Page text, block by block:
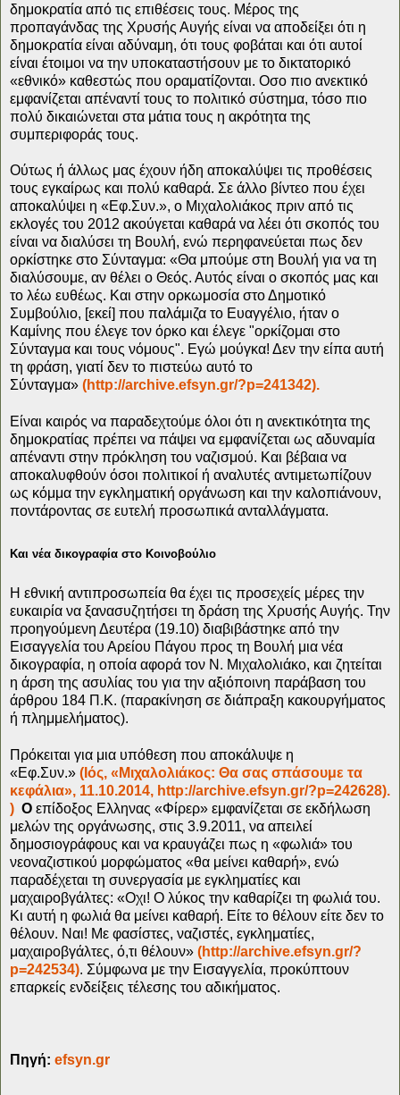
δημοκρατία από τις επιθέσεις τους. Μέρος της
προπαγάνδας της Χρυσής Αυγής είναι να αποδείξει ότι η
δημοκρατία είναι αδύναμη, ότι τους φοβάται και ότι αυτοί
είναι έτοιμοι να την υποκαταστήσουν με το δικτατορικό
«εθνικό» καθεστώς που οραματίζονται. Οσο πιο ανεκτικό
εμφανίζεται απέναντί τους το πολιτικό σύστημα, τόσο πιο
πολύ δικαιώνεται στα μάτια τους η ακρότητα της
συμπεριφοράς τους.
Ούτως ή άλλως μας έχουν ήδη αποκαλύψει τις προθέσεις
τους εγκαίρως και πολύ καθαρά. Σε άλλο βίντεο που έχει
αποκαλύψει η «Εφ.Συν.», ο Μιχαλολιάκος πριν από τις
εκλογές του 2012 ακούγεται καθαρά να λέει ότι σκοπός του
είναι να διαλύσει τη Βουλή, ενώ περηφανεύεται πως δεν
ορκίστηκε στο Σύνταγμα: «Θα μπούμε στη Βουλή για να τη
διαλύσουμε, αν θέλει ο Θεός. Αυτός είναι ο σκοπός μας και
το λέω ευθέως. Και στην ορκωμοσία στο Δημοτικό
Συμβούλιο, [εκεί] που παλάμιζα το Ευαγγέλιο, ήταν ο
Καμίνης που έλεγε τον όρκο και έλεγε "ορκίζομαι στο
Σύνταγμα και τους νόμους". Εγώ μούγκα! Δεν την είπα αυτή
τη φράση, γιατί δεν το πιστεύω αυτό το
Σύνταγμα» (http://archive.efsyn.gr/?p=241342).
Είναι καιρός να παραδεχτούμε όλοι ότι η ανεκτικότητα της
δημοκρατίας πρέπει να πάψει να εμφανίζεται ως αδυναμία
απέναντι στην πρόκληση του ναζισμού. Και βέβαια να
αποκαλυφθούν όσοι πολιτικοί ή αναλυτές αντιμετωπίζουν
ως κόμμα την εγκληματική οργάνωση και την καλοπιάνουν,
ποντάροντας σε ευτελή προσωπικά ανταλλάγματα.
Και νέα δικογραφία στο Κοινοβούλιο
Η εθνική αντιπροσωπεία θα έχει τις προσεχείς μέρες την
ευκαιρία να ξανασυζητήσει τη δράση της Χρυσής Αυγής. Την
προηγούμενη Δευτέρα (19.10) διαβιβάστηκε από την
Εισαγγελία του Αρείου Πάγου προς τη Βουλή μια νέα
δικογραφία, η οποία αφορά τον Ν. Μιχαλολιάκο, και ζητείται
η άρση της ασυλίας του για την αξιόποινη παράβαση του
άρθρου 184 Π.Κ. (παρακίνηση σε διάπραξη κακουργήματος
ή πλημμελήματος).
Πρόκειται για μια υπόθεση που αποκάλυψε η
«Εφ.Συν.» (Ιός, «Μιχαλολιάκος: Θα σας σπάσουμε τα
κεφάλια», 11.10.2014, http://archive.efsyn.gr/?p=242628).
) Ο επίδοξος Ελληνας «Φίρερ» εμφανίζεται σε εκδήλωση
μελών της οργάνωσης, στις 3.9.2011, να απειλεί
δημοσιογράφους και να κραυγάζει πως η «φωλιά» του
νεοναζιστικού μορφώματος «θα μείνει καθαρή», ενώ
παραδέχεται τη συνεργασία με εγκληματίες και
μαχαιροβγάλτες: «Οχι! Ο λύκος την καθαρίζει τη φωλιά του.
Κι αυτή η φωλιά θα μείνει καθαρή. Είτε το θέλουν είτε δεν το
θέλουν. Ναι! Με φασίστες, ναζιστές, εγκληματίες,
μαχαιροβγάλτες, ό,τι θέλουν» (http://archive.efsyn.gr/?
p=242534). Σύμφωνα με την Εισαγγελία, προκύπτουν
επαρκείς ενδείξεις τέλεσης του αδικήματος.
Πηγή: efsyn.gr